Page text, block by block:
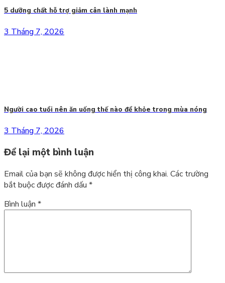
5 dưỡng chất hỗ trợ giảm cân lành mạnh
3 Tháng 7, 2026
Người cao tuổi nên ăn uống thế nào để khỏe trong mùa nóng
3 Tháng 7, 2026
Để lại một bình luận
Email của bạn sẽ không được hiển thị công khai. Các trường
bắt buộc được đánh dấu *
Bình luận *